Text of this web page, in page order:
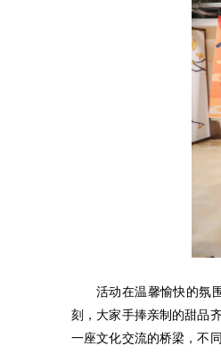
活动在温馨愉快的氛
刻，大家手捧亲制的甜品
一座文化交流的桥梁，不